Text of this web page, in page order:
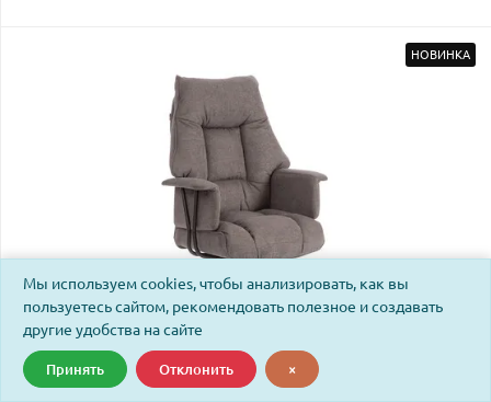
НОВИНКА
Мы используем cookies, чтобы анализировать, как вы
пользуетесь сайтом, рекомендовать полезное и создавать
другие удобства на сайте
Принять Отклонить ×